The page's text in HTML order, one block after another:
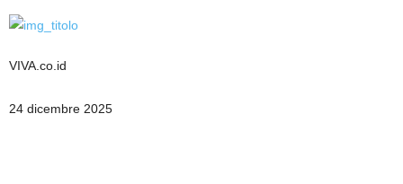
VIVA.co.id
24 dicembre 2025